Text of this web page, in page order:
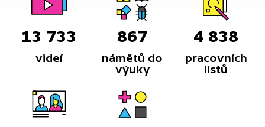
13 733
videí
867
námětů do
výuky
4 838
pracovních
listů